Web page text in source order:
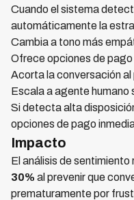
Cuando el sistema
automáticamente la
Cambia a tono más
Ofrece opciones de
Acorta la conversación
Escala a agente humano
Si detecta alta
opciones de pago
Impacto
El análisis de
30% al prevenir que
prematuramente por